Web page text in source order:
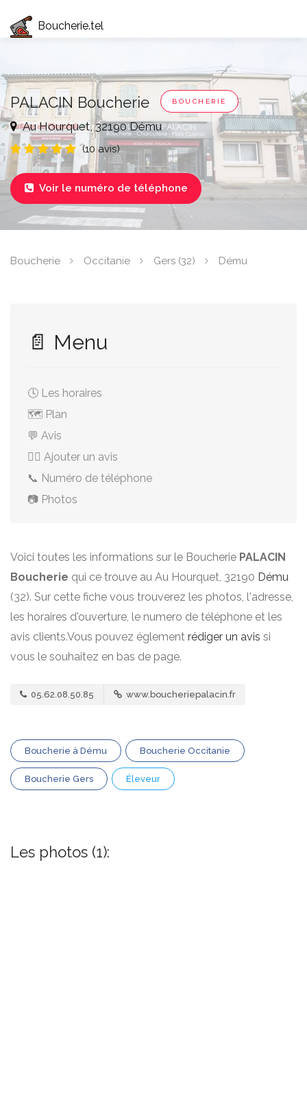
Boucherie.tel
PALACIN Boucherie BOUCHERIE
Au Hourquet, 32190 Dému
(10 avis)
 Voir le numéro de téléphone
Boucherie Occitanie Gers (32) Dému
📄 Menu
🕓 Les horaires
🗺️ Plan
💬 Avis
✍🏻 Ajouter un avis
📞 Numéro de téléphone
📷 Photos
Voici toutes les informations sur le Boucherie PALACIN
Boucherie qui ce trouve au Au Hourquet, 32190 Dému
(32). Sur cette fiche vous trouverez les photos, l'adresse,
les horaires d'ouverture, le numero de téléphone et les
avis clients.Vous pouvez églement rédiger un avis si
vous le souhaitez en bas de page.
05.62.08.50.85 www.boucheriepalacin.fr
Boucherie à Dému Boucherie Occitanie
Boucherie Gers Éleveur
Les photos (1):